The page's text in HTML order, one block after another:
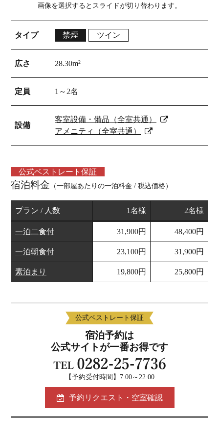
画像を選択するとスライドが切り替わります。
タイプ 禁煙 ツイン
広さ 28.30m2
定員 1～2名
設備
客室設備・備品（全室共通）
アメニティ（全室共通）
公式ベストレート保証
宿泊料金 （一部屋あたりの一泊料金 / 税込価格）
プラン / 人数 1名様 2名様
一泊二食付 31,900円 48,400円
一泊朝食付 23,100円 31,900円
素泊まり 19,800円 25,800円
公式ベストレート保証
宿泊予約は
公式サイトが一番お得です
【予約受付時間】7:00～22:00
予約リクエスト・空室確認